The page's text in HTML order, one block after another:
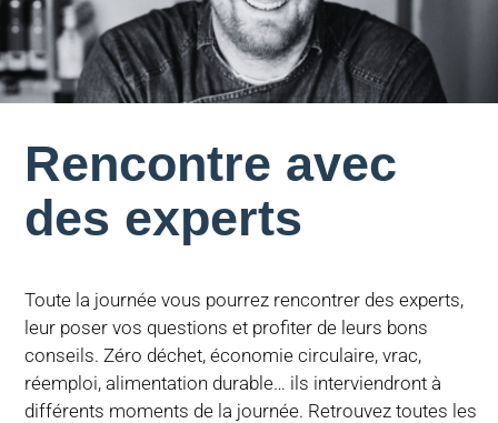
Rencontre avec
des experts
Toute la journée vous pourrez rencontrer des experts,
leur poser vos questions et profiter de leurs bons
conseils. Zéro déchet, économie circulaire, vrac,
réemploi, alimentation durable… ils interviendront à
différents moments de la journée. Retrouvez toutes les